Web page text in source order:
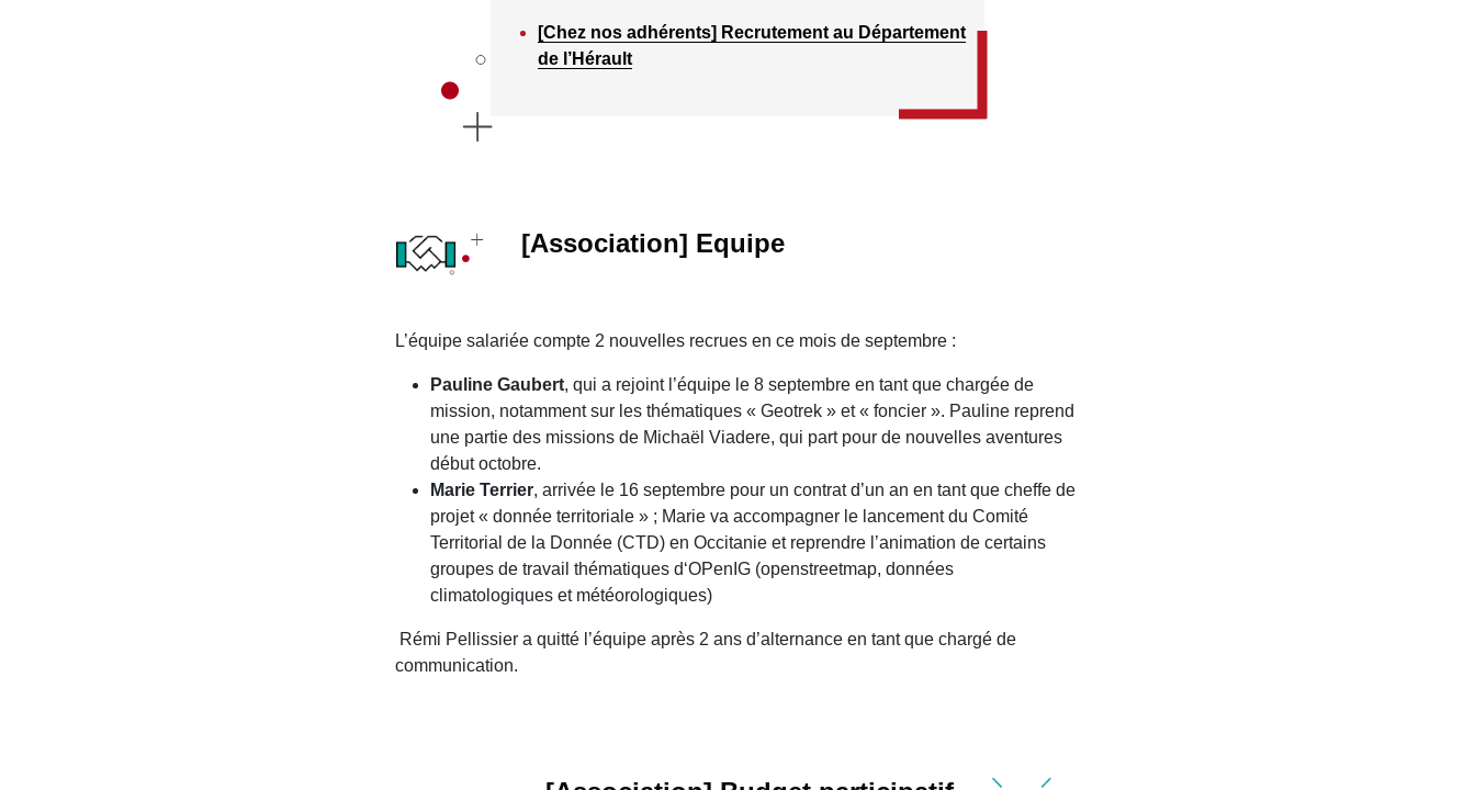
[Chez nos adhérents] Recrutement au Département
de l’Hérault
[Association] Equipe
L’équipe salariée compte 2 nouvelles recrues en ce mois de septembre :
Pauline Gaubert, qui a rejoint l’équipe le 8 septembre en tant que chargée de
mission, notamment sur les thématiques « Geotrek » et « foncier ». Pauline reprend
une partie des missions de Michaël Viadere, qui part pour de nouvelles aventures
début octobre.
Marie Terrier, arrivée le 16 septembre pour un contrat d’un an en tant que cheffe de
projet « donnée territoriale » ; Marie va accompagner le lancement du Comité
Territorial de la Donnée (CTD) en Occitanie et reprendre l’animation de certains
groupes de travail thématiques d‘OPenIG (openstreetmap, données
climatologiques et météorologiques)
Rémi Pellissier a quitté l’équipe après 2 ans d’alternance en tant que chargé de
communication.